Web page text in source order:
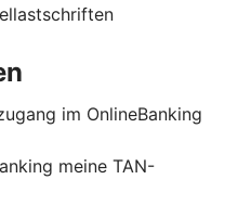
im OnlineBanking
meine TAN-